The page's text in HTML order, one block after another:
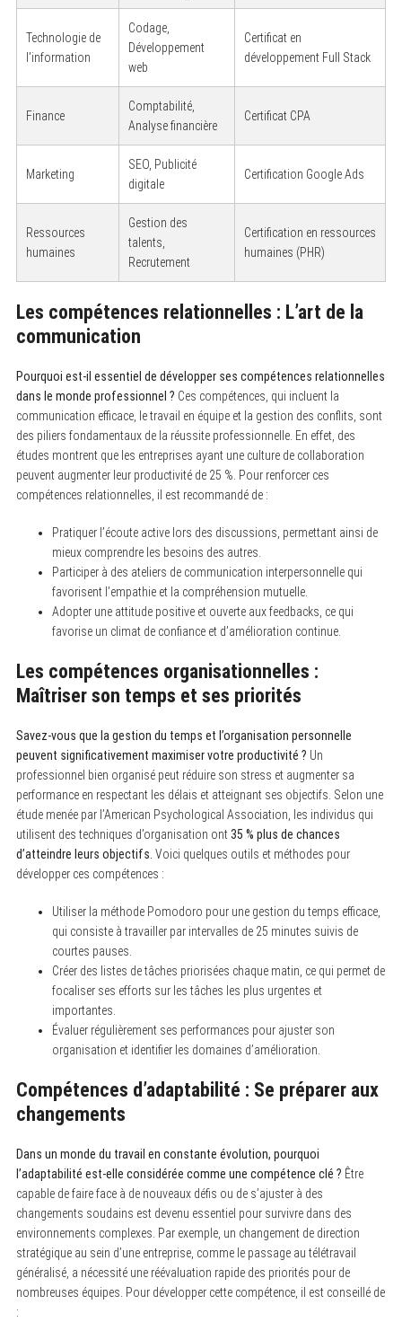
Technologie de
l’information
Codage,
Développement
web
Certificat en
développement Full Stack
Finance
Comptabilité,
Analyse financière
Certificat CPA
Marketing
SEO, Publicité
digitale
Certification Google Ads
Ressources
humaines
Gestion des
talents,
Recrutement
Certification en ressources
humaines (PHR)
Les compétences relationnelles : L’art de la
communication
Pourquoi est-il essentiel de développer ses compétences relationnelles
dans le monde professionnel ? Ces compétences, qui incluent la
communication efficace, le travail en équipe et la gestion des conflits, sont
des piliers fondamentaux de la réussite professionnelle. En effet, des
études montrent que les entreprises ayant une culture de collaboration
peuvent augmenter leur productivité de 25 %. Pour renforcer ces
compétences relationnelles, il est recommandé de :
Pratiquer l’écoute active lors des discussions, permettant ainsi de
mieux comprendre les besoins des autres.
Participer à des ateliers de communication interpersonnelle qui
favorisent l’empathie et la compréhension mutuelle.
Adopter une attitude positive et ouverte aux feedbacks, ce qui
favorise un climat de confiance et d’amélioration continue.
Les compétences organisationnelles :
Maîtriser son temps et ses priorités
Savez-vous que la gestion du temps et l’organisation personnelle
peuvent significativement maximiser votre productivité ? Un
professionnel bien organisé peut réduire son stress et augmenter sa
performance en respectant les délais et atteignant ses objectifs. Selon une
étude menée par l’American Psychological Association, les individus qui
utilisent des techniques d’organisation ont35 % plus de chances
d’atteindre leurs objectifs. Voici quelques outils et méthodes pour
développer ces compétences :
Utiliser la méthode Pomodoro pour une gestion du temps efficace,
qui consiste à travailler par intervalles de 25 minutes suivis de
courtes pauses.
Créer des listes de tâches priorisées chaque matin, ce qui permet de
focaliser ses efforts sur les tâches les plus urgentes et
importantes.
Évaluer régulièrement ses performances pour ajuster son
organisation et identifier les domaines d’amélioration.
Compétences d’adaptabilité : Se préparer aux
changements
Dans un monde du travail en constante évolution, pourquoi
l’adaptabilité est-elle considérée comme une compétence clé ? Être
capable de faire face à de nouveaux défis ou de s’ajuster à des
changements soudains est devenu essentiel pour survivre dans des
environnements complexes. Par exemple, un changement de direction
stratégique au sein d’une entreprise, comme le passage au télétravail
généralisé, a nécessité une réévaluation rapide des priorités pour de
nombreuses équipes. Pour développer cette compétence, il est conseillé de
:
e
a
r
c
f
r
: